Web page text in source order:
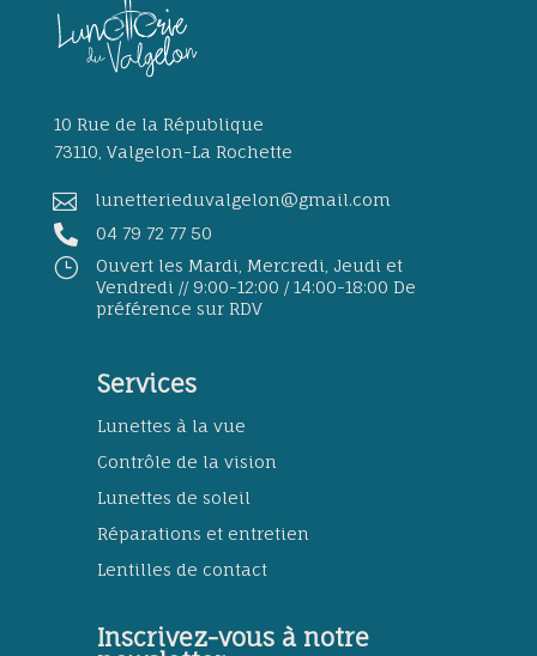
10 Rue de la République
73110, Valgelon-La Rochette
 lunetterieduvalgelon@gmail.com
 04 79 72 77 50
}
Ouvert les Mardi, Mercredi, Jeudi et
Vendredi // 9:00-12:00 / 14:00-18:00 De
préférence sur RDV
Services
Lunettes à la vue
Contrôle de la vision
Lunettes de soleil
Réparations et entretien
Lentilles de contact
Inscrivez-vous à notre